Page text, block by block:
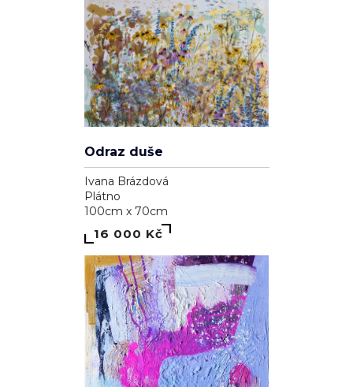
Eva Ova
Plátno
40cm x 40cm
15 810 Kč
V roku draka
Ľudovít Ševčík
Plátno
70cm x 80cm